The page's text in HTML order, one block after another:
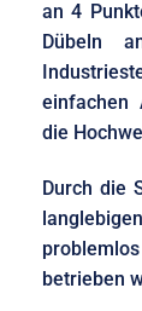
an 4
Dübeln
einfachen
die
Durch die
betrieben